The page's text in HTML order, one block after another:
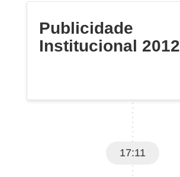
Publicidade
Institucional 2012
17:11